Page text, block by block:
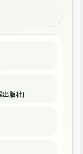
版社)